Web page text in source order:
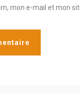
mon e-mail et mon